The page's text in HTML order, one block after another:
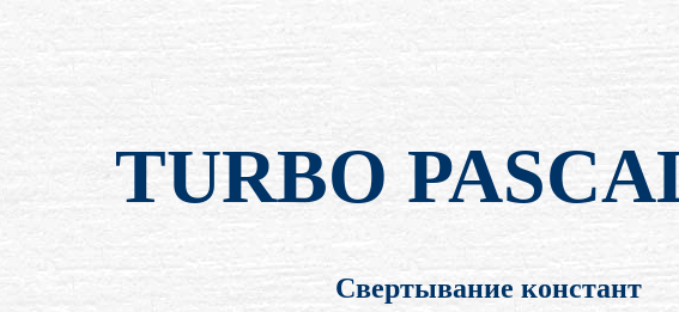
TURBO
Свертывание констант